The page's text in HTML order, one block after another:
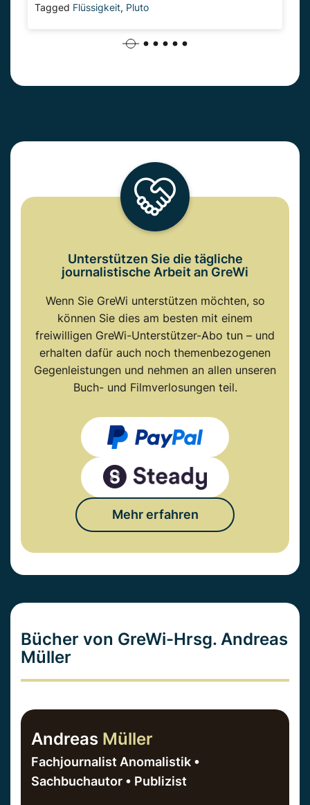
Tagged Flüssigkeit, Pluto
Unterstützen Sie die tägliche
journalistische Arbeit an GreWi
Wenn Sie GreWi unterstützen möchten, so
können Sie dies am besten mit einem
freiwilligen GreWi-Unterstützer-Abo tun – und
erhalten dafür auch noch themenbezogenen
Gegenleistungen und nehmen an allen unseren
Buch- und Filmverlosungen teil.
Mehr erfahren
Bücher von GreWi-Hrsg. Andreas
Müller
Andreas Müller
Fachjournalist Anomalistik •
Sachbuchautor • Publizist